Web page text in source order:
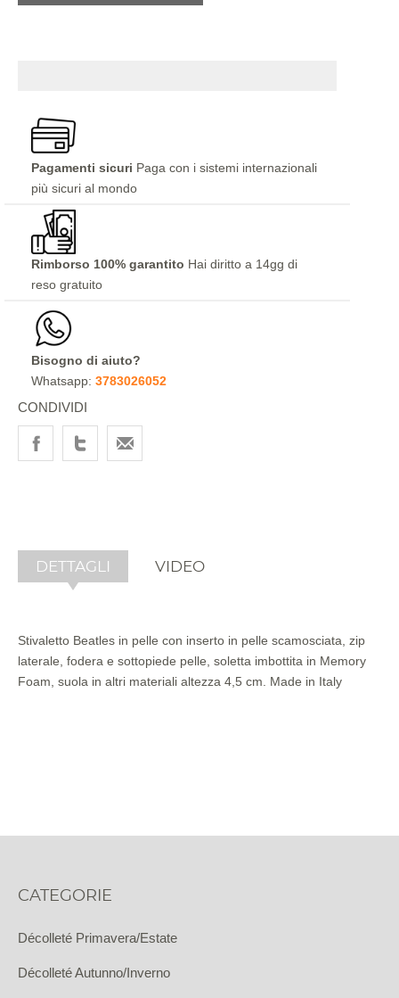
Pagamenti sicuri Paga con i sistemi internazionali
più sicuri al mondo
Rimborso 100% garantito Hai diritto a 14gg di
reso gratuito
Bisogno di aiuto?
Whatsapp: 3783026052
CONDIVIDI
DETTAGLI VIDEO
Stivaletto Beatles in pelle con inserto in pelle scamosciata, zip
laterale, fodera e sottopiede pelle, soletta imbottita in Memory
Foam, suola in altri materiali altezza 4,5 cm. Made in Italy
CATEGORIE
Décolleté Primavera/Estate
Décolleté Autunno/Inverno